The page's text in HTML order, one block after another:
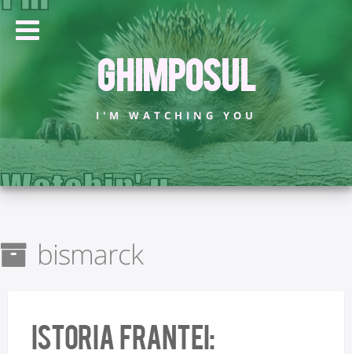
Ghimposul
I'M WATCHING YOU
bismarck
istoria Frantei: